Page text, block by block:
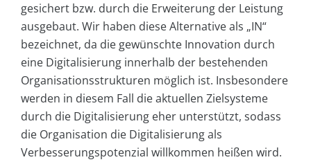
gesichert bzw. durch die Erweiterung der Leistung
ausgebaut. Wir haben diese Alternative als „IN“
bezeichnet, da die gewünschte Innovation durch
eine Digitalisierung innerhalb der bestehenden
Organisationsstrukturen möglich ist. Insbesondere
werden in diesem Fall die aktuellen Zielsysteme
durch die Digitalisierung eher unterstützt, sodass
die Organisation die Digitalisierung als
Verbesserungspotenzial willkommen heißen wird.